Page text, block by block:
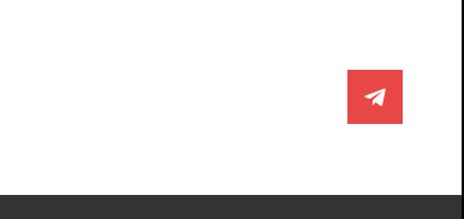
Telegram